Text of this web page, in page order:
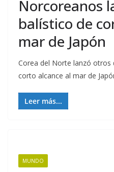
Norcoreanos
balístico de
mar de Japón
Corea del Norte lanzó otros
corto alcance al mar de
Leer más...
MUNDO